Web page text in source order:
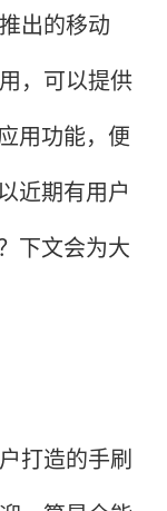
出的移动
，可以提供
用功能，便
近期有用户
下文会为大
打造的手刷